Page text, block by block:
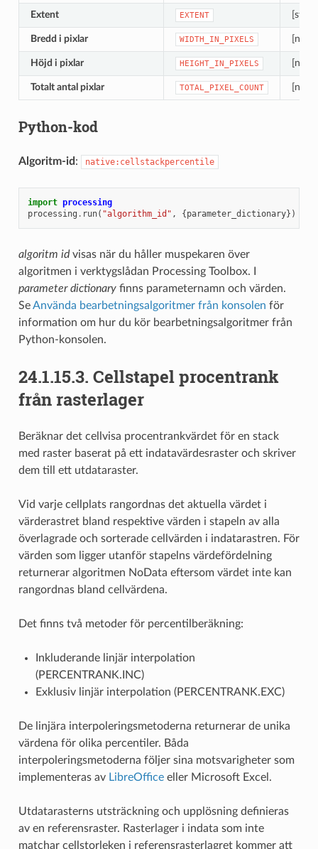
Extent EXTENT
Bredd i pixlar WIDTH_IN_PIXELS
Höjd i pixlar HEIGHT_IN_PIXELS
Totalt antal pixlar TOTAL_PIXEL_COUNT
Python-kod
Algoritm-id : native:cellstackpercentile
import processing
processing . run( "algorithm_id" , {parameter_dictionary})
algoritm idvisas när du håller muspekaren över
algoritmen i verktygslådan Processing Toolbox. I
parameter dictionaryfinns parameternamn och värden.
SeAnvända bearbetningsalgoritmer från konsolen för
information om hur du kör bearbetningsalgoritmer från
Python-konsolen.
24.1.15.3. Cellstapel procentrank
från rasterlager
Beräknar det cellvisa procentrankvärdet för en stack
med raster baserat på ett indatavärdesraster och skriver
dem till ett utdataraster.
Vid varje cellplats rangordnas det aktuella värdet i
värderastret bland respektive värden i stapeln av alla
överlagrade och sorterade cellvärden i indatarastren. För
värden som ligger utanför stapelns värdefördelning
returnerar algoritmen NoData eftersom värdet inte kan
rangordnas bland cellvärdena.
Det finns två metoder för percentilberäkning:
Inkluderande linjär interpolation
(PERCENTRANK.INC)
Exklusiv linjär interpolation (PERCENTRANK.EXC)
De linjära interpoleringsmetoderna returnerar de unika
värdena för olika percentiler. Båda
interpoleringsmetoderna följer sina motsvarigheter som
implementeras av LibreOfficeeller Microsoft Excel.
Utdatarasterns utsträckning och upplösning definieras
av en referensraster. Rasterlager i indata som inte
matchar cellstorleken i referensrasterlagret kommer att